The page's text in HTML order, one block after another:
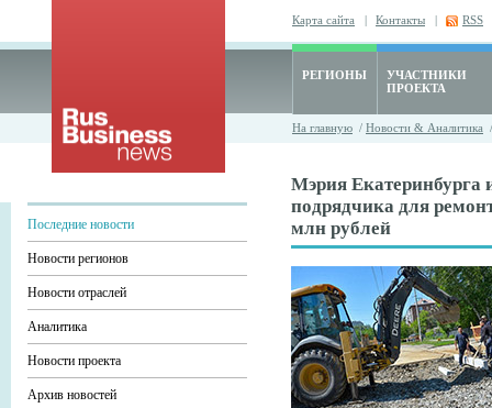
Карта сайта | Контакты | RSS
РЕГИОНЫ
УЧАСТНИКИ
ПРОЕКТА
На главную / Новости & Аналитика
Последние новости
Новости регионов
Новости отраслей
Аналитика
Новости проекта
Архив новостей
Мэрия Екатеринбурга
подрядчика для
млн рублей